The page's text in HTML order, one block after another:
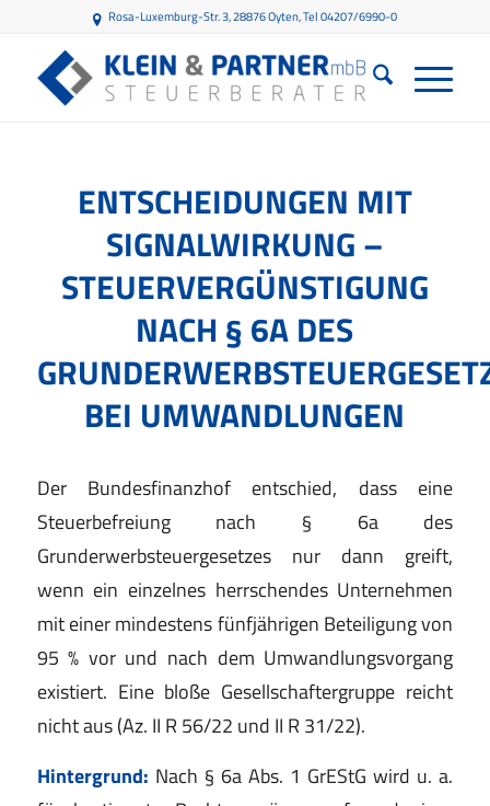
Rosa-Luxemburg-Str. 3, 28876 Oyten, Tel 04207/6990-0
ENTSCHEIDUNGEN MIT
SIGNALWIRKUNG –
STEUERVERGÜNSTIGUNG
NACH § 6A DES
BEI UMWANDLUNGEN
Der Bundesfinanzhof entschied, dass eine
Steuerbefreiung nach § 6a des
Grunderwerbsteuergesetzes nur dann greift,
wenn ein einzelnes herrschendes Unternehmen
mit einer mindestens fünfjährigen Beteiligung von
95 % vor und nach dem Umwandlungsvorgang
existiert. Eine bloße Gesellschaftergruppe reicht
nicht aus (Az. II R 56/22 und II R 31/22).
Hintergrund: Nach § 6a Abs. 1 GrEStG wird u. a.